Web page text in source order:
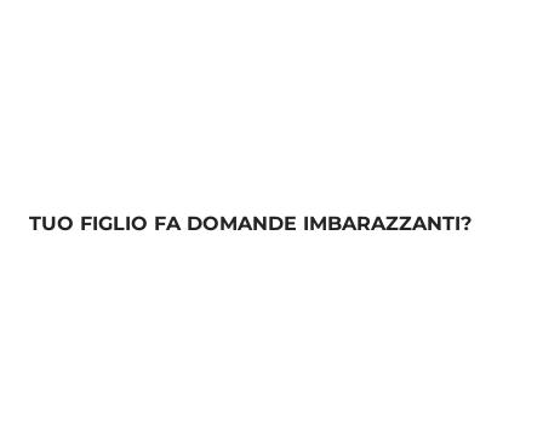
TUO FIGLIO FA DOMANDE IMBARAZZANTI?